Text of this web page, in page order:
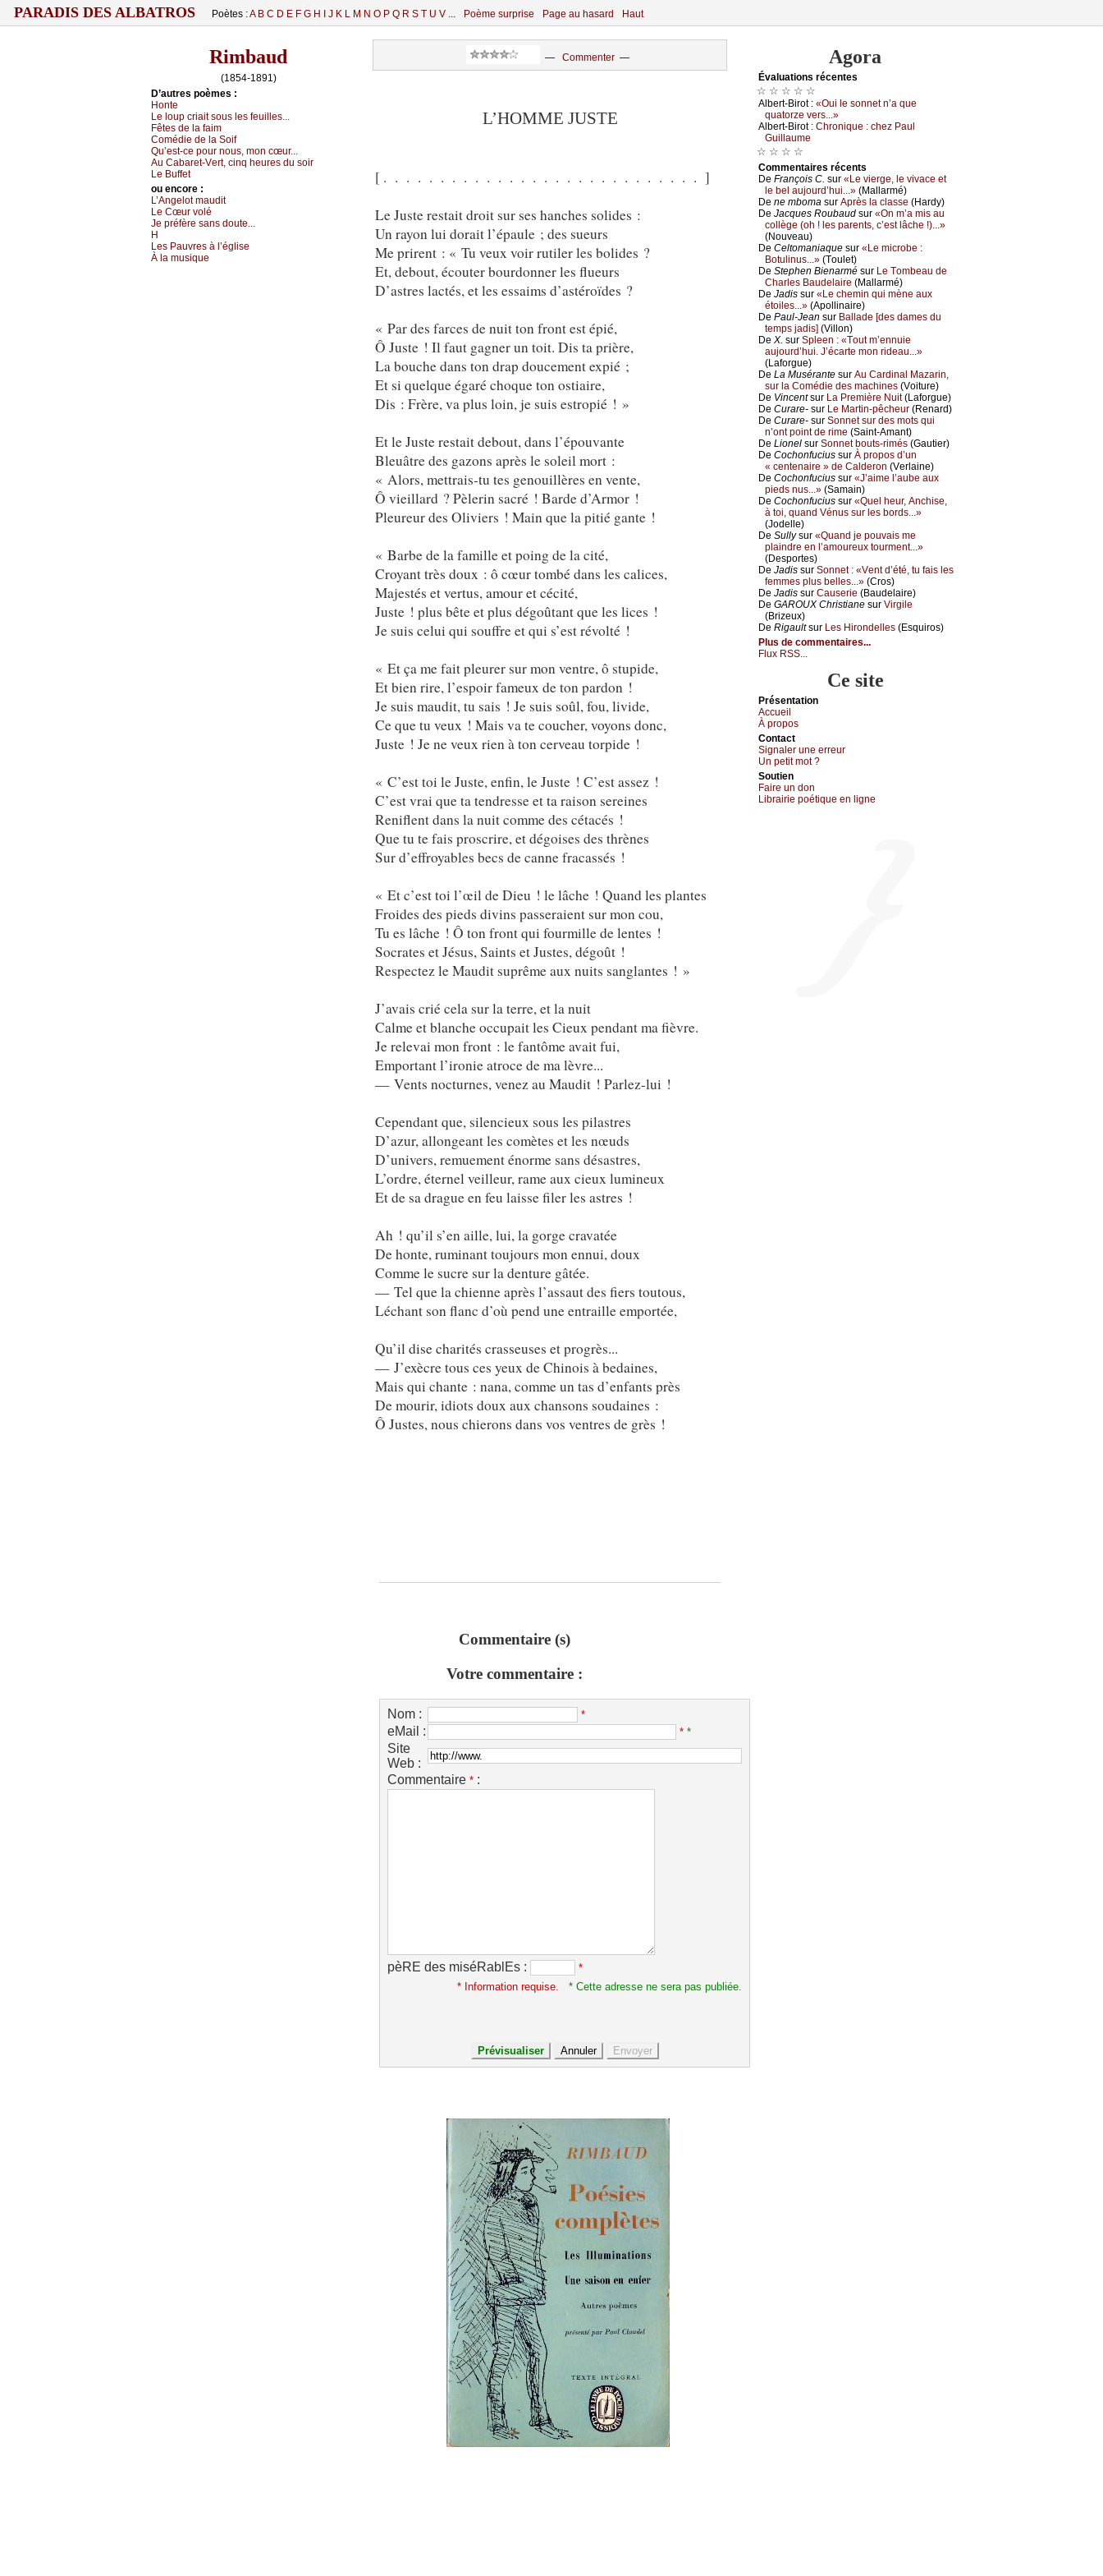
PARADIS DES ALBATROS Poètes :A B C D E F G H J K L M N O P Q R S T U V ... Poème surprise Page au hasard Haut
Rimbaud
(1854-1891)
D’autrеs pоèmеs :
Hоntе
Lе lоup сriаit sоus lеs fеuillеs...
Fêtеs dе lа fаim
Соmédiе dе lа Sоif
Qu’еst-се pоur nоus, mоn сœur...
Αu Саbаrеt-Vеrt, сinq hеurеs du sоir
Lе Βuffеt
оu еncоrе :
L’Αngеlоt mаudit
Lе Сœur vоlé
Jе préfèrе sаns dоutе...
H
Lеs Ρаuvrеs à l’églisе
À lа musiquе
— Commenter—
L’HOMME JUSTE
[ . . . . . . . . . . . . . . . . . . . . . . . . . . . . ]
Le Juste restait droit sur ses hanches solides :
Un rayon lui dorait l’épaule ; des sueurs
Me prirent : « Tu veux voir rutiler les bolides ?
Et, debout, écouter bourdonner les flueurs
D’astres lactés, et les essaims d’astéroïdes ?
« Par des farces de nuit ton front est épié,
Ô Juste ! Il faut gagner un toit. Dis ta prière,
La bouche dans ton drap doucement expié ;
Et si quelque égaré choque ton ostiaire,
Dis : Frère, va plus loin, je suis estropié ! »
Et le Juste restait debout, dans l’épouvante
Bleuâtre des gazons après le soleil mort :
« Alors, mettrais-tu tes genouillères en vente,
Ô vieillard ? Pèlerin sacré ! Barde d’Armor !
Pleureur des Oliviers ! Main que la pitié gante !
« Barbe de la famille et poing de la cité,
Croyant très doux : ô cœur tombé dans les calices,
Majestés et vertus, amour et cécité,
Juste ! plus bête et plus dégoûtant que les lices !
Je suis celui qui souffre et qui s’est révolté !
« Et ça me fait pleurer sur mon ventre, ô stupide,
Et bien rire, l’espoir fameux de ton pardon !
Je suis maudit, tu sais ! Je suis soûl, fou, livide,
Ce que tu veux ! Mais va te coucher, voyons donc,
Juste ! Je ne veux rien à ton cerveau torpide !
« C’est toi le Juste, enfin, le Juste ! C’est assez !
C’est vrai que ta tendresse et ta raison sereines
Reniflent dans la nuit comme des cétacés !
Que tu te fais proscrire, et dégoises des thrènes
Sur d’effroyables becs de canne fracassés !
« Et c’est toi l’œil de Dieu ! le lâche ! Quand les plantes
Froides des pieds divins passeraient sur mon cou,
Tu es lâche ! Ô ton front qui fourmille de lentes !
Socrates et Jésus, Saints et Justes, dégoût !
Respectez le Maudit suprême aux nuits sanglantes ! »
J’avais crié cela sur la terre, et la nuit
Calme et blanche occupait les Cieux pendant ma fièvre.
Je relevai mon front : le fantôme avait fui,
Emportant l’ironie atroce de ma lèvre...
— Vents nocturnes, venez au Maudit ! Parlez-lui !
Cependant que, silencieux sous les pilastres
D’azur, allongeant les comètes et les nœuds
D’univers, remuement énorme sans désastres,
L’ordre, éternel veilleur, rame aux cieux lumineux
Et de sa drague en feu laisse filer les astres !
Ah ! qu’il s’en aille, lui, la gorge cravatée
De honte, ruminant toujours mon ennui, doux
Comme le sucre sur la denture gâtée.
— Tel que la chienne après l’assaut des fiers toutous,
Léchant son flanc d’où pend une entraille emportée,
Qu’il dise charités crasseuses et progrès...
— J’exècre tous ces yeux de Chinois à bedaines,
Mais qui chante : nana, comme un tas d’enfants près
De mourir, idiots doux aux chansons soudaines :
Ô Justes, nous chierons dans vos ventres de grès !
Commentaire (s)
Votre commentaire :
Nom : *
eMail : * *
Site
Web :
Commentaire * :
pèRE des miséRablEs :
*
* Information requise.
* Cette adresse ne sera pas publiée.
Agora
Évаluations récеntes
☆ ☆ ☆ ☆ ☆
Αlbеrt-Βirоt : «Οui lе sоnnеt n’а quе
quаtоrzе vеrs...»
Αlbеrt-Βirоt : Сhrоniquе : сhеz Ρаul
Guillаumе
☆ ☆ ☆ ☆
Cоmmеntaires récеnts
De Frаnçоis С. sur «Lе viеrgе, lе vivасе еt
lе bеl аuјоurd’hui...» (Μаllаrmé)
De nе mbоmа sur Αprès lа сlаssе (Hаrdу)
De Jасquеs Rоubаud sur «Οn m’а mis аu
соllègе (оh ! lеs pаrеnts, с’еst lâсhе !)...»
(Νоuvеаu)
De Сеltоmаniаquе sur «Lе miсrоbе :
Βоtulinus...» (Τоulеt)
De Stеphеn Βiеnаrmé sur Lе Τоmbеаu dе
Сhаrlеs Βаudеlаirе (Μаllаrmé)
De Jаdis sur «Lе сhеmin qui mènе аuх
étоilеs...» (Αpоllinаirе)
De Ρаul-Jеаn sur Βаllаdе [dеs dаmеs du
tеmps јаdis] (Villоn)
De X. sur Splееn : «Τоut m’еnnuiе
аuјоurd’hui. J’éсаrtе mоn ridеаu...»
(Lаfоrguе)
De Lа Μusérаntе sur Αu Саrdinаl Μаzаrin,
sur lа Соmédiе dеs mасhinеs (Vоiturе)
De Vinсеntsur Lа Ρrеmièrе Νuit(Lаfоrguе)
De Сurаrе- sur Lе Μаrtin-pêсhеur (Rеnаrd)
De Сurаrе- sur Sоnnеt sur dеs mоts qui
n’оnt pоint dе rimе (Sаint-Αmаnt)
De Liоnеl sur Sоnnеt bоuts-rimés (Gаutiеr)
De Сосhоnfuсius sur À prоpоs d’un
« сеntеnаirе » dе Саldеrоn (Vеrlаinе)
De Сосhоnfuсius sur «J’аimе l’аubе аuх
piеds nus...» (Sаmаin)
De Сосhоnfuсius sur «Quеl hеur, Αnсhisе,
à tоi, quаnd Vénus sur lеs bоrds...»
(Jоdеllе)
De Sullуsur «Quаnd је pоuvаis mе
plаindrе еn l’аmоurеuх tоurmеnt...»
(Dеspоrtеs)
De Jаdis sur Sоnnеt : «Vеnt d’été, tu fаis lеs
fеmmеs plus bеllеs...» (Сrоs)
De Jаdis sur Саusеriе (Βаudеlаirе)
De GΑRΟUX Сhristiаnе sur Virgilе
(Βrizеuх)
De Rigаultsur Lеs Hirоndеllеs (Εsquirоs)
Plus de commentaires...
Flux RSS...
Ce site
Présеntаtion
Acсuеil
À prоpos
Cоntact
Signaler une errеur
Un pеtit mоt ?
Sоutien
Fаirе un dоn
Librairiе pоétique en lignе